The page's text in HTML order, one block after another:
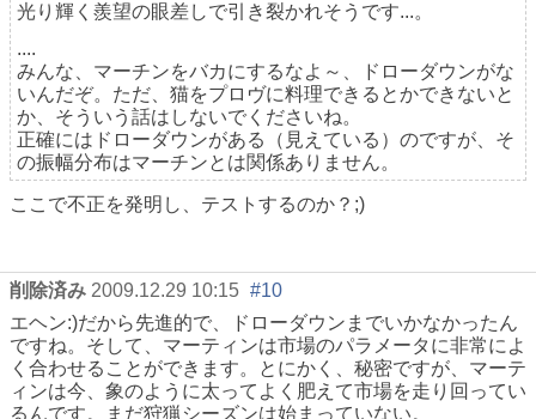
光り輝く羨望の眼差しで引き裂かれそうです...。
....
みんな、マーチンをバカにするなよ～、ドローダウンがな
いんだぞ。ただ、猫をプロヴに料理できるとかできないと
か、そういう話はしないでくださいね。
正確にはドローダウンがある（見えている）のですが、そ
の振幅分布はマーチンとは関係ありません。
ここで不正を発明し、テストするのか？;)
削除済み 2009.12.29 10:15 #10
エヘン:)だから先進的で、ドローダウンまでいかなかったん
ですね。そして、マーティンは市場のパラメータに非常によ
く合わせることができます。とにかく、秘密ですが、マーテ
ィンは今、象のように太ってよく肥えて市場を走り回ってい
るんです。まだ狩猟シーズンは始まっていない。